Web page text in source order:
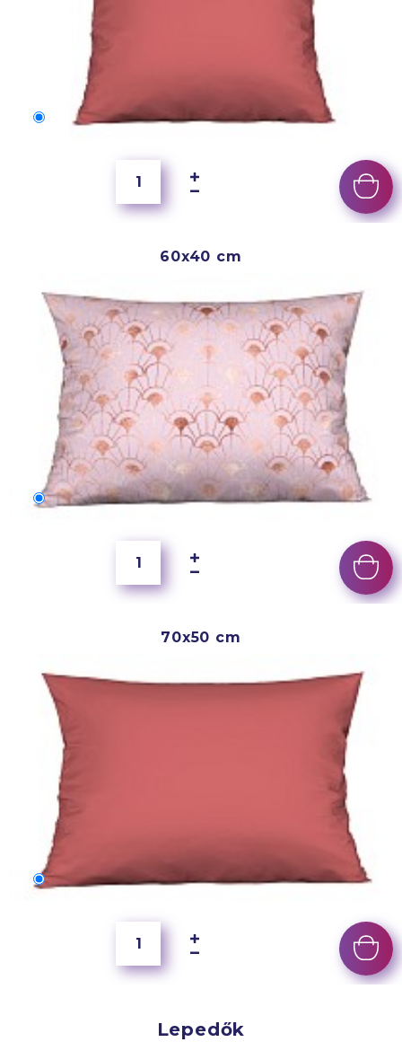
50x40 cm
60x40 cm
60x40 cm
70x50 cm
70x50 cm
Lepedők